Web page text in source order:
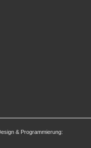
& Programmierung: